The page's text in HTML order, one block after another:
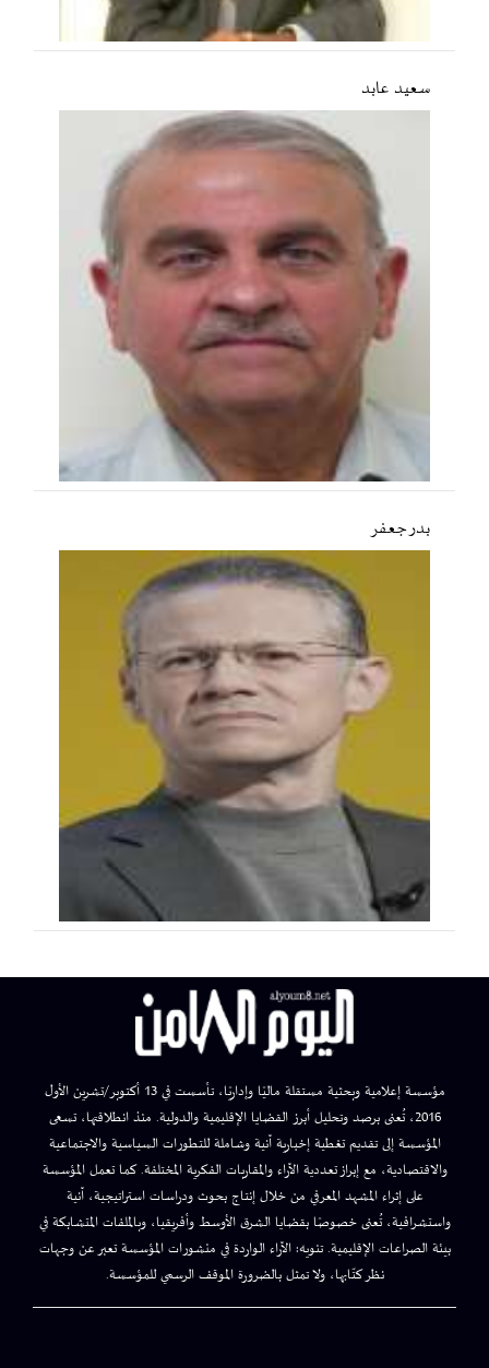
سعید عابد
بدر جعفر
مؤسسة إعلامية وبحثية مستقلة ماليًا وإداريًا، تأسست في 13 أكتوبر/تشرين الأول
2016، تُعنى برصد وتحليل أبرز القضايا الإقليمية والدولية. منذ انطلاقتها، تسعى
المؤسسة إلى تقديم تغطية إخبارية آنية وشاملة للتطورات السياسية والاجتماعية
والاقتصادية، مع إبراز تعددية الآراء والمقاربات الفكرية المختلفة. كما تعمل المؤسسة
على إثراء المشهد المعرفي من خلال إنتاج بحوث ودراسات استراتيجية، آنية
واستشرافية، تُعنى خصوصًا بقضايا الشرق الأوسط وأفريقيا، وبالملفات المتشابكة في
بيئة الصراعات الإقليمية. تنويه: الآراء الواردة في منشورات المؤسسة تعبر عن وجهات
نظر كتّابها، ولا تمثل بالضرورة الموقف الرسمي للمؤسسة.